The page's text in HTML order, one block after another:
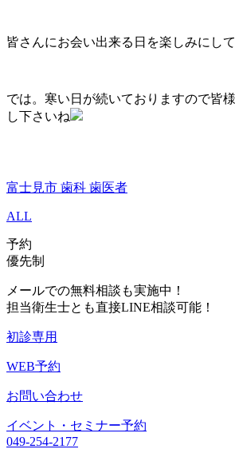
皆さんにお会い出来る日を楽しみにし
では。寒い日が続いておりますので皆
し下さいね
富士見市 歯科 歯医者
ALL
予約
優先制
メールでの無料相談も実施中！
担当衛生士とも直接LINE相談可能！
初診専用
WEB予約
お問い合わせ
イベント・セミナー予約
049-254-2177